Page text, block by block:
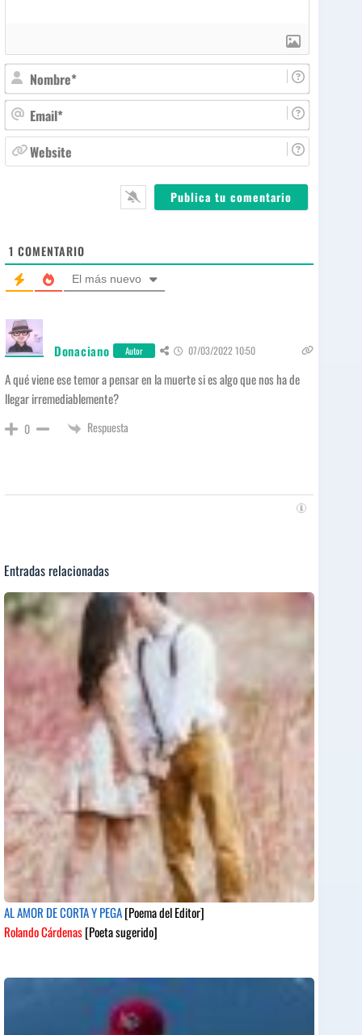
o
m
b
r
m
ie
1 COMENTARIO
El más nuevo
Donaciano Autor 07/03/2022 10:50
A qué viene ese temor a pensar en la muerte si es algo que nos ha de
llegar irremediablemente?
0 Respuesta
Entradas relacionadas
AL AMOR DE CORTA Y PEGA[Poema del Editor]
Rolando Cárdenas[Poeta sugerido]